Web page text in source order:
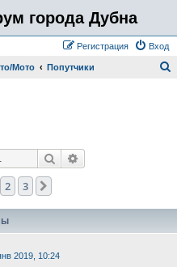
города Дубна
Вход
Регистрация
Мото Попутчики
Поиск
2 3
2019, 10:24